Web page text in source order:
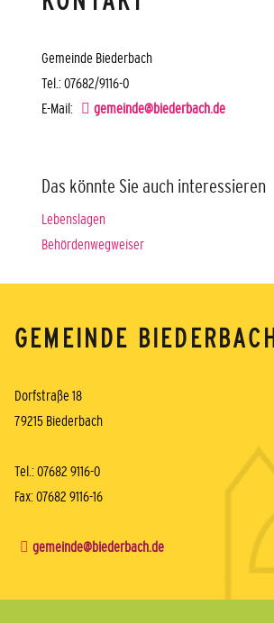
Gemeinde Biederbach
Tel.: 07682/9116-0
E-Mail:
gemeinde@biederbach.de
Das könnte Sie auch interessieren
Lebenslagen
Behördenwegweiser
GEMEINDE BIEDERBACH
Dorfstraße 18
79215 Biederbach
Tel.: 07682 9116-0
Fax: 07682 9116-16
gemeinde@biederbach.de